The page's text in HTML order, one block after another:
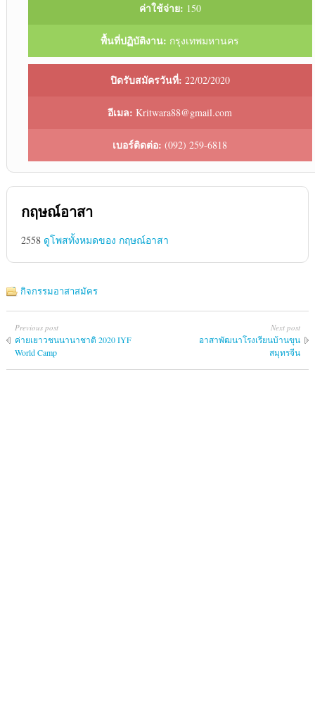
ค่าใช้จ่าย: 150
พื้นที่ปฏิบัติงาน: กรุงเทพมหานคร
ปิดรับสมัครวันที่: 22/02/2020
อีเมล: Kritwara88@gmail.com
เบอร์ติดต่อ: (092) 259-6818
กฤษณ์อาสา
2558 ดูโพสทั้งหมดของ กฤษณ์อาสา
กิจกรรมอาสาสมัคร
Previous post
ค่ายเยาวชนนานาชาติ 2020 IYF
World Camp
Next post
อาสาพัฒนาโรงเรียนบ้านขุน
สมุทรจีน